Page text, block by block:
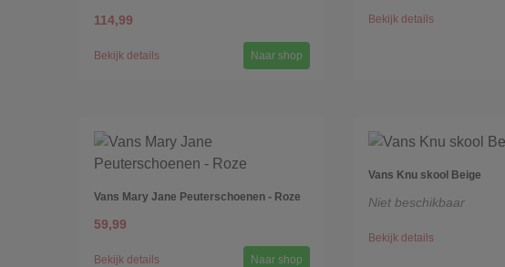
114,99
Bekijk details Naar shop
Bekijk details
Vans Mary Jane Peuterschoenen - Roze
59,99
Bekijk details Naar shop
Vans Knu skool Beige
Niet beschikbaar
Bekijk details